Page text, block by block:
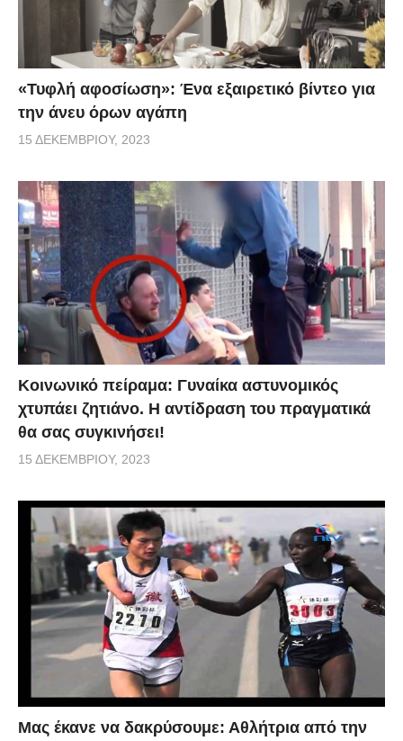
«Τυφλή αφοσίωση»: Ένα εξαιρετικό βίντεο για
την άνευ όρων αγάπη
15 ΔΕΚΕΜΒΡΊΟΥ, 2023
Κοινωνικό πείραμα: Γυναίκα αστυνομικός
χτυπάει ζητιάνο. Η αντίδραση του πραγματικά
θα σας συγκινήσει!
15 ΔΕΚΕΜΒΡΊΟΥ, 2023
Μας έκανε να δακρύσουμε: Αθλήτρια από την